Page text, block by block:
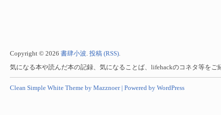
Copyright © 2026 書肆小波. 投稿 (RSS).
気になる本や読んだ本の記録、気になることば、lifehackのコネタ等をご
Clean Simple White Theme by Mazznoer | Powered by WordPress